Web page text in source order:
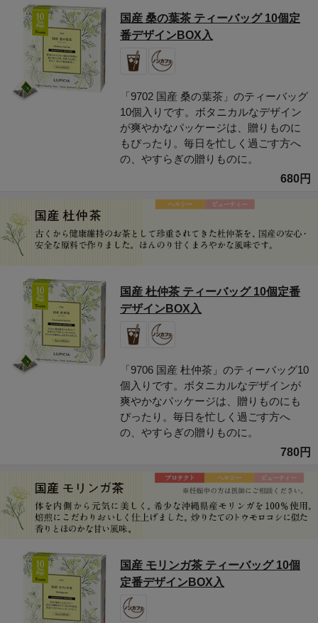
国産 桑の葉茶 ティーバッグ 10個定
番デザインBOX入
「9702 国産 桑の葉茶」のティーバッグ
10個入りです。ボタニカルなデザイン
が爽やかなパッケージは、贈りものに
もぴったり。毎日を忙しく過ごす方へ
の、やすらぎの贈りものに。
680円
国産 杜仲茶 ティーバッグ 10個定番
デザインBOX入
「9706 国産 杜仲茶」のティーバッグ10
個入りです。ボタニカルなデザインが
爽やかなパッケージは、贈りものにも
ぴったり。毎日を忙しく過ごす方へ
の、やすらぎの贈りものに。
780円
国産 モリンガ茶 ティーバッグ 10個
定番デザインBOX入